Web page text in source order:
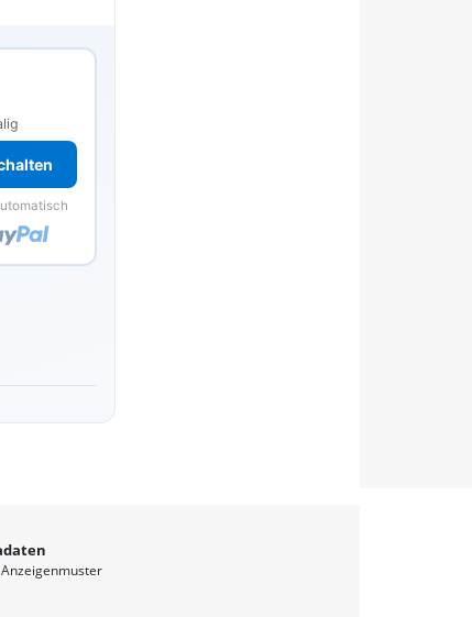
Anzeigenmuster